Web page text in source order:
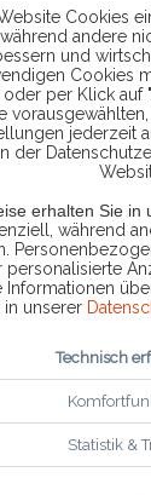
Cookies
andere
und
Cookies
per Klick auf
jederzeit
der
erhalten Sie in
während
personalisierte
Informationen
in unserer
Technisch
Statistik &
V2®
eine w indows
.
HEX-V2® ,
Generation,
€
DETAILS
VCDS® Set,
basierte
mit dem Ross-